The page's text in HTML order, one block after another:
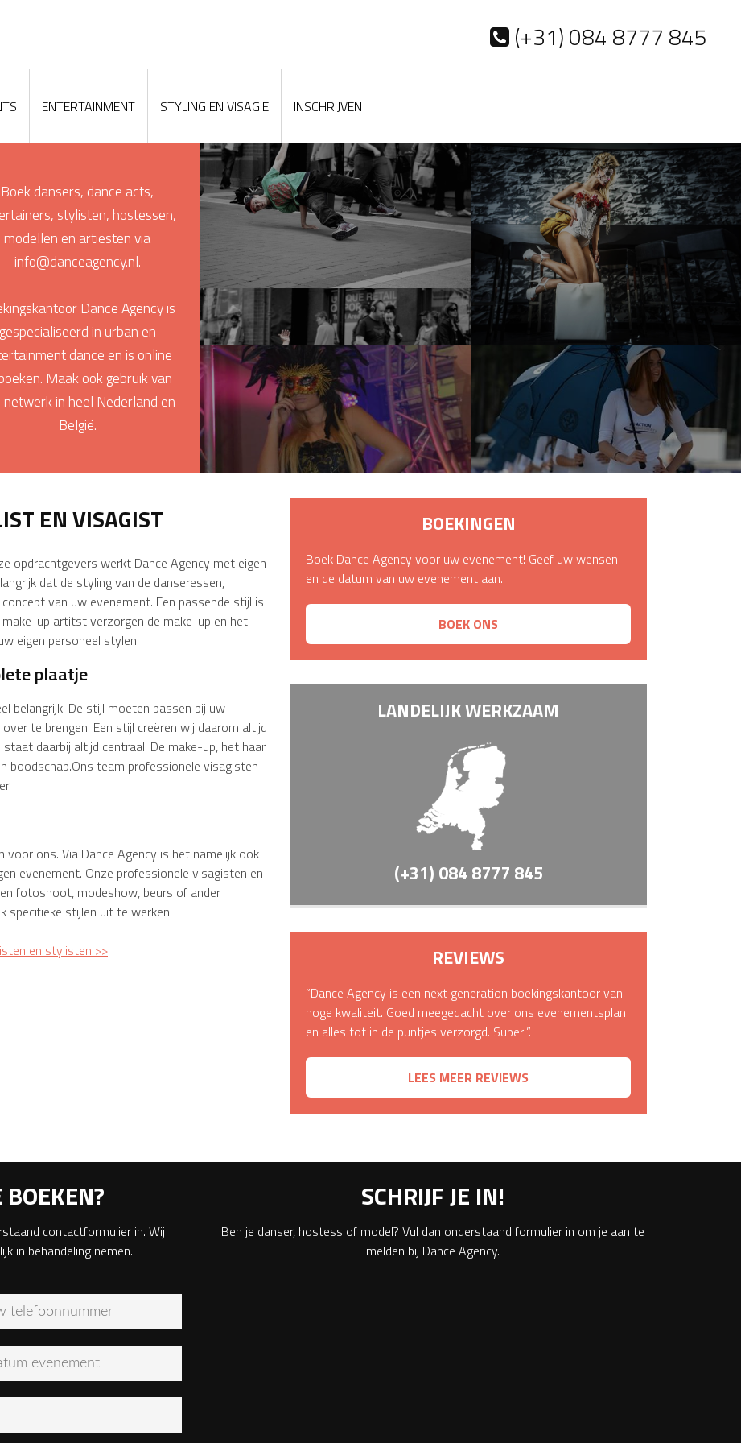
(+31) 084 8777 845
ENTERTAINMENT STYLING EN VISAGIE INSCHRIJVEN
Boek dansers, dance acts,
stylisten, hostessen,
modellen en artiesten via
info@danceagency.nl.
Dance Agency is
gespecialiseerd in urban en
dance en is online
Maak ook gebruik van
netwerk in heel Nederland en
België.
EVENT DANS DANCE ACTS
SHOW DANCE BOEK ONS
EN VISAGIST
opdrachtgevers werkt Dance Agency met eigen
dat de styling van de danseressen,
van uw evenement. Een passende stijl is
up artitst verzorgen de make-up en het
eigen personeel stylen.
plaatje
belangrijk. De stijl moeten passen bij uw
te brengen. Een stijl creëren wij daarom altijd
daarbij altijd centraal. De make-up, het haar
boodschap.Ons team professionele visagisten
ons. Via Dance Agency is het namelijk ook
evenement. Onze professionele visagisten en
fotoshoot, modeshow, beurs of ander
specifieke stijlen uit te werken.
en stylisten >>
BOEKINGEN
Boek Dance Agency voor uw evenement! Geef uw wensen
en de datum van uw evenement aan.
BOEK ONS
LANDELIJK WERKZAAM
(+31) 084 8777 845
REVIEWS
“Dance Agency is een next generation boekingskantoor van
hoge kwaliteit. Goed meegedacht over ons evenementsplan
en alles tot in de puntjes verzorgd. Super!”.
LEES MEER REVIEWS
contactformulier in. Wij
in behandeling nemen.
SCHRIJF JE IN!
Ben je danser, hostess of model? Vul dan onderstaand formulier in om je aan te
melden bij Dance Agency.